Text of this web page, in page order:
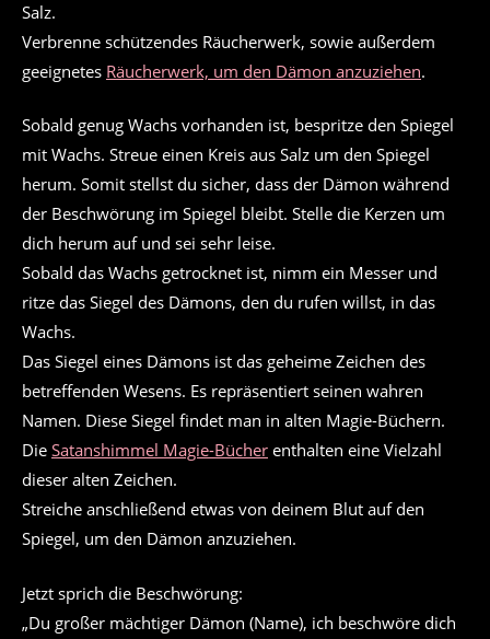
Salz.
Verbrenne schützendes Räucherwerk, sowie außerdem
geeignetes Räucherwerk, um den Dämon anzuziehen.
Sobald genug Wachs vorhanden ist, bespritze den Spiegel
mit Wachs. Streue einen Kreis aus Salz um den Spiegel
herum. Somit stellst du sicher, dass der Dämon während
der Beschwörung im Spiegel bleibt. Stelle die Kerzen um
dich herum auf und sei sehr leise.
Sobald das Wachs getrocknet ist, nimm ein Messer und
ritze das Siegel des Dämons, den du rufen willst, in das
Wachs.
Das Siegel eines Dämons ist das geheime Zeichen des
betreffenden Wesens. Es repräsentiert seinen wahren
Namen. Diese Siegel findet man in alten Magie-Büchern.
Die Satanshimmel Magie-Bücher enthalten eine Vielzahl
dieser alten Zeichen.
Streiche anschließend etwas von deinem Blut auf den
Spiegel, um den Dämon anzuziehen.
Jetzt sprich die Beschwörung:
„Du großer mächtiger Dämon (Name), ich beschwöre dich